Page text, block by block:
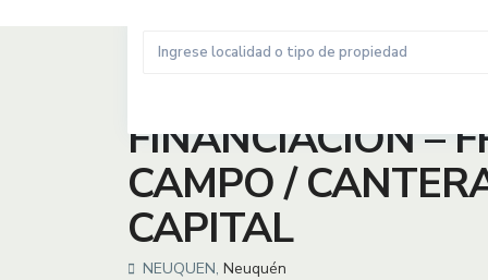
FINANCIACIÓN –
CAMPO /
CAPITAL
NEUQUEN, Neuquén